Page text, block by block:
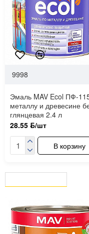
9998
Эмаль MAV Ecol ПФ-
металлу и древесине
глянцевая 2.4 л
28.55 ƃ/шт
В корзину